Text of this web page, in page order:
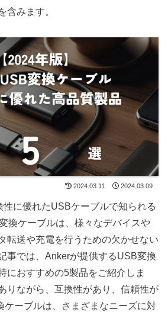
含みます。
2024.03.11 2024.03.09
に優れたUSBケーブルで知られる
換ケーブルは、様々なデバイスや
転送や充電を行うための欠かせない
事では、Ankerが提供するUSB変換
におすすめの5製品をご紹介しま
りながら、互換性があり、信頼性が
ケーブルは、さまざまなニーズに対